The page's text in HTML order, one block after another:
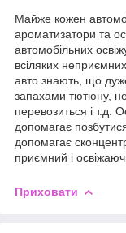
Майже кожен
ароматизатори та
автомобільних
всіляких
авто знають, що
запахами тютюну,
перевозиться і т.д.
допомагає
допомагає
приємний і
Приховати